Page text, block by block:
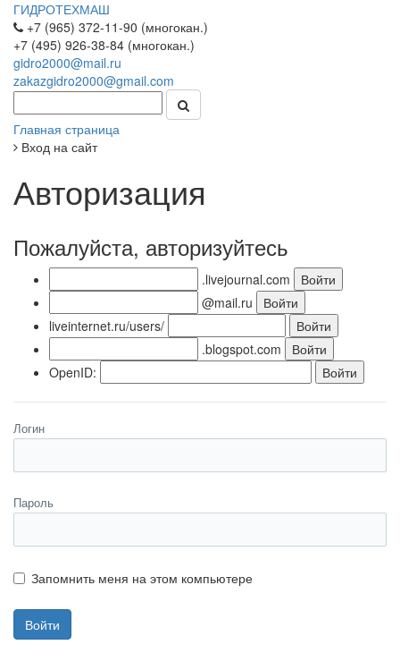
ГИДРОТЕХМАШ
+7 (965) 372-11-90 (многокан.)
+7 (495) 926-38-84 (многокан.)
gidro2000@mail.ru
zakazgidro2000@gmail.com
Главная страница
Вход на сайт
Авторизация
Пожалуйста, авторизуйтесь
.livejournal.com
@mail.ru
liveinternet.ru/users/
.blogspot.com
OpenID:
Логин
Пароль
Запомнить меня на этом компьютере